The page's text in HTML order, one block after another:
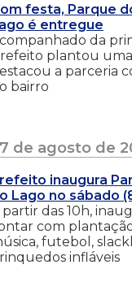
festa, Parque
é entregue
da
plantou
a parceria
bairro
de agosto de
inaugura
Lago no sábado
partir das 10h,
com
futebol,
infláveis